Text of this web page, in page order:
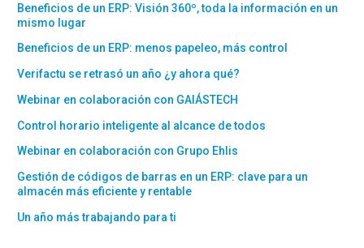
Beneficios de un ERP: Visión 360º, toda la información en un
mismo lugar
Beneficios de un ERP: menos papeleo, más control
Verifactu se retrasó un año ¿y ahora qué?
Webinar en colaboración con GAIÁSTECH
Control horario inteligente al alcance de todos
Webinar en colaboración con Grupo Ehlis
Gestión de códigos de barras en un ERP: clave para un
almacén más eficiente y rentable
Un año más trabajando para ti